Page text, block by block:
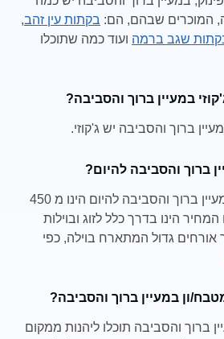
המוכרים שבהם, הם: בקתות עין זהב,
שגב ברמה ועוד כמה שתוכלו
במעיין ברוך והסביבה?
ברוך והסביבה יש ג'קוזי.
ברוך והסביבה להיום?
המחיר להיום לצימר במעיין ברוך והסביבה להיום הינו מ 450
המחיר הינו בדרך כלל לזוג ובוילות
גדול המתארח בוילה, כפי
ון במעיין ברוך והסביבה?
ברוך והסביבה תוכלו ליהנות ממקום